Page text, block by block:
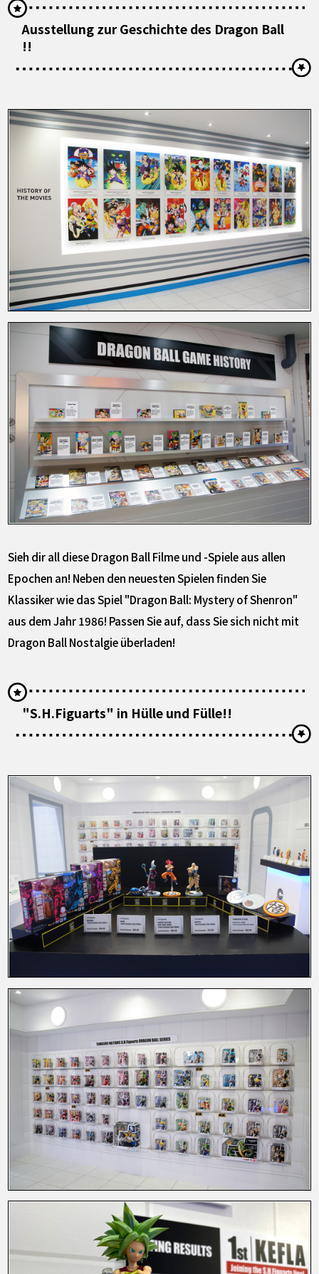
Ausstellung zur Geschichte des Dragon Ball
!!
Sieh dir all diese Dragon Ball Filme und -Spiele aus allen
Epochen an! Neben den neuesten Spielen finden Sie
Klassiker wie das Spiel "Dragon Ball: Mystery of Shenron"
aus dem Jahr 1986! Passen Sie auf, dass Sie sich nicht mit
Dragon Ball Nostalgie überladen!
"S.H.Figuarts" in Hülle und Fülle!!